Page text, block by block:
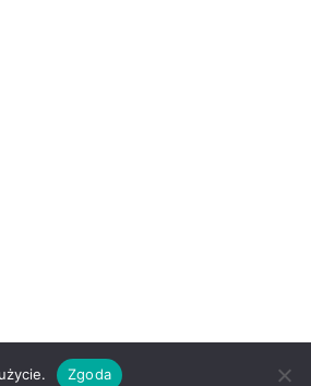
Zgoda